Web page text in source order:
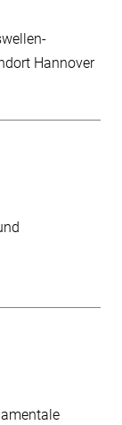
Hannover